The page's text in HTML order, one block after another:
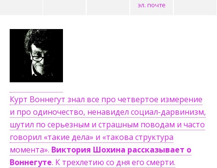
эл. почте
Курт Воннегут знал все про четвертое измерение
и про одиночество, ненавидел социал-дарвинизм,
шутил по серьезным и страшным поводам и часто
говорил «такие дела» и «такова структура
момента». Виктория Шохина рассказывает о
Воннегуте. К трехлетию со дня его смерти.